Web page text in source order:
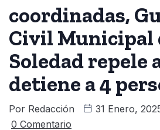
coordinadas,
Civil Municipal
Soledad repele
detiene a 4
Por Redacción 31 Enero,
0 Comentario